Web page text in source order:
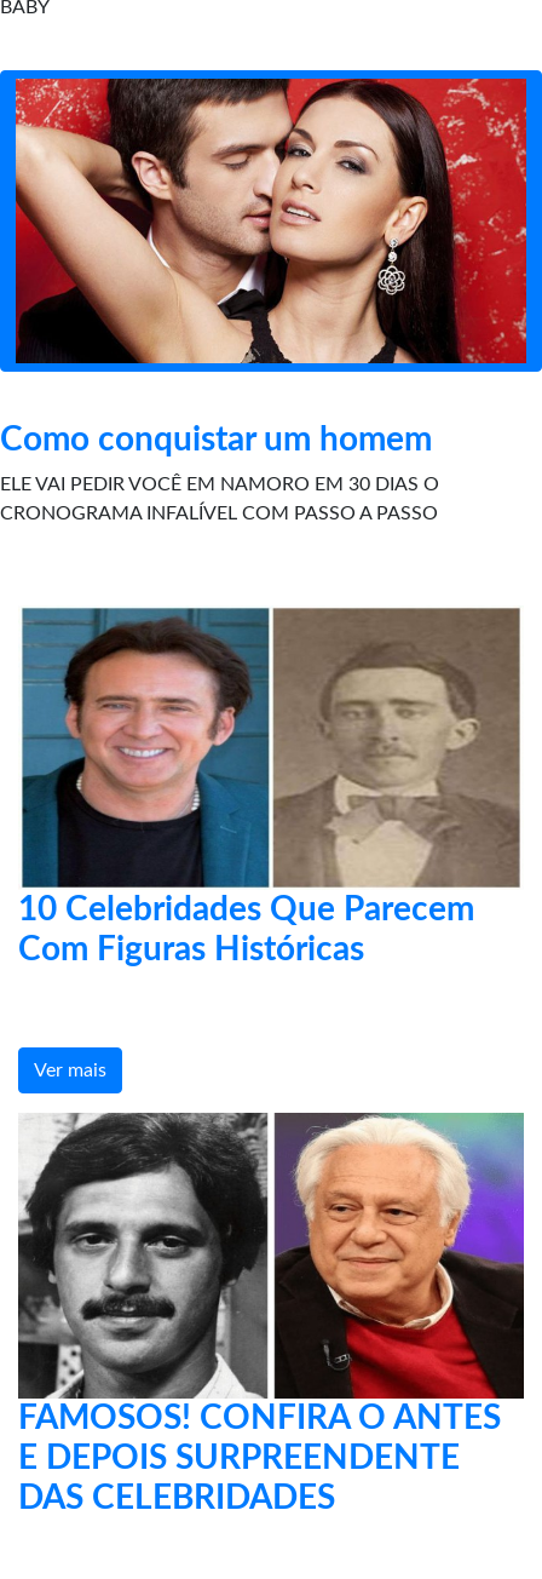
BABY
Como conquistar um homem
ELE VAI PEDIR VOCÊ EM NAMORO EM 30 DIAS O
CRONOGRAMA INFALÍVEL COM PASSO A PASSO
10 Celebridades Que Parecem
Com Figuras Históricas
Ver mais
FAMOSOS! CONFIRA O ANTES
E DEPOIS SURPREENDENTE
DAS CELEBRIDADES